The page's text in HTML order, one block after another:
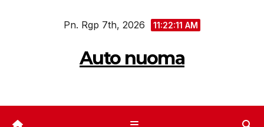
Pn. Rgp 7th, 2026 11:22:12 AM
Auto nuoma